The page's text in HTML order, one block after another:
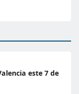
este 7 de